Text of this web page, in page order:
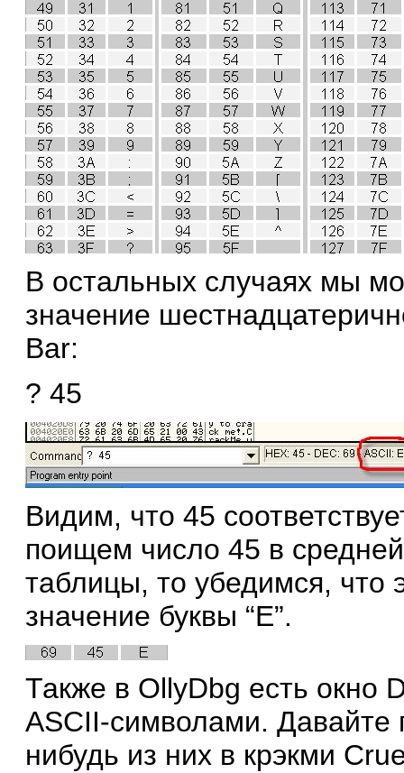
В остальных случаях мы
значение
Bar:
? 45
Видим, что 45
поищем число 45 в
таблицы, то убедимся, что
значение буквы “E”.
Также в OllyDbg есть окно
ASCII-символами.
нибудь из них в крэкми